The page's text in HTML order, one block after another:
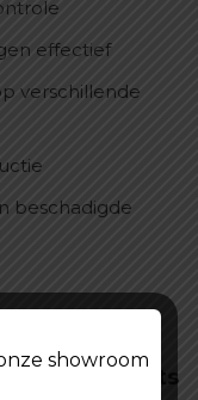
effectief
verschillende
beschadigde
langere ritten
van jouw fiets
showroom